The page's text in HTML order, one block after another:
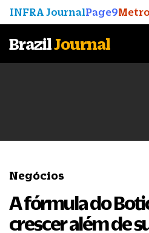
INFRA JournalPage9
BrazilJournal
Negócios
A fórmula do
crescer além de